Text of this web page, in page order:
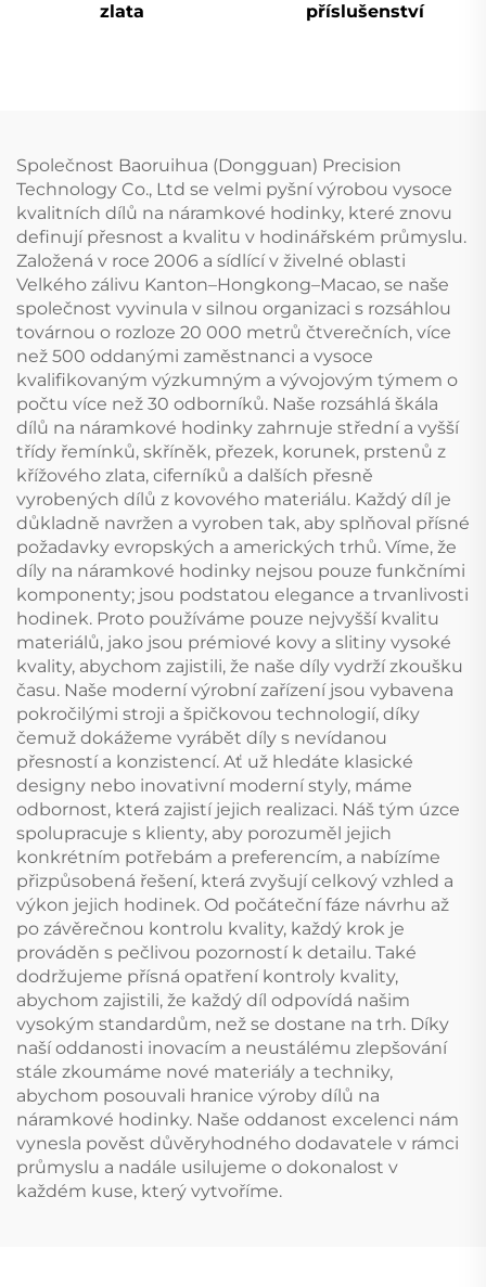
zlata
příslušenství
Společnost Baoruihua (Dongguan) Precision
Technology Co., Ltd se velmi pyšní výrobou vysoce
kvalitních dílů na náramkové hodinky, které znovu
definují přesnost a kvalitu v hodinářském průmyslu.
Založená v roce 2006 a sídlící v živelné oblasti
Velkého zálivu Kanton–Hongkong–Macao, se naše
společnost vyvinula v silnou organizaci s rozsáhlou
továrnou o rozloze 20 000 metrů čtverečních, více
než 500 oddanými zaměstnanci a vysoce
kvalifikovaným výzkumným a vývojovým týmem o
počtu více než 30 odborníků. Naše rozsáhlá škála
dílů na náramkové hodinky zahrnuje střední a vyšší
třídy řemínků, skříněk, přezek, korunek, prstenů z
křížového zlata, ciferníků a dalších přesně
vyrobených dílů z kovového materiálu. Každý díl je
důkladně navržen a vyroben tak, aby splňoval přísné
požadavky evropských a amerických trhů. Víme, že
díly na náramkové hodinky nejsou pouze funkčními
komponenty; jsou podstatou elegance a trvanlivosti
hodinek. Proto používáme pouze nejvyšší kvalitu
materiálů, jako jsou prémiové kovy a slitiny vysoké
kvality, abychom zajistili, že naše díly vydrží zkoušku
času. Naše moderní výrobní zařízení jsou vybavena
pokročilými stroji a špičkovou technologií, díky
čemuž dokážeme vyrábět díly s nevídanou
přesností a konzistencí. Ať už hledáte klasické
designy nebo inovativní moderní styly, máme
odbornost, která zajistí jejich realizaci. Náš tým úzce
spolupracuje s klienty, aby porozuměl jejich
konkrétním potřebám a preferencím, a nabízíme
přizpůsobená řešení, která zvyšují celkový vzhled a
výkon jejich hodinek. Od počáteční fáze návrhu až
po závěrečnou kontrolu kvality, každý krok je
prováděn s pečlivou pozorností k detailu. Také
dodržujeme přísná opatření kontroly kvality,
abychom zajistili, že každý díl odpovídá našim
vysokým standardům, než se dostane na trh. Díky
naší oddanosti inovacím a neustálému zlepšování
stále zkoumáme nové materiály a techniky,
abychom posouvali hranice výroby dílů na
náramkové hodinky. Naše oddanost excelenci nám
vynesla pověst důvěryhodného dodavatele v rámci
průmyslu a nadále usilujeme o dokonalost v
každém kuse, který vytvoříme.